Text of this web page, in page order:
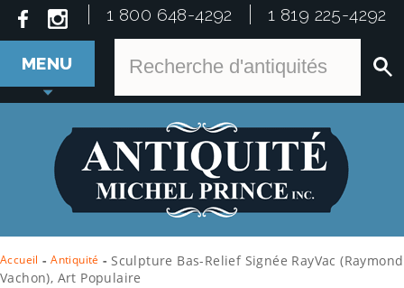
1 800 648-4292 1 819 225-4292
MENU
Accueil - Antiquité - Sculpture Bas-Relief Signée RayVac (Raymond
Vachon), Art Populaire